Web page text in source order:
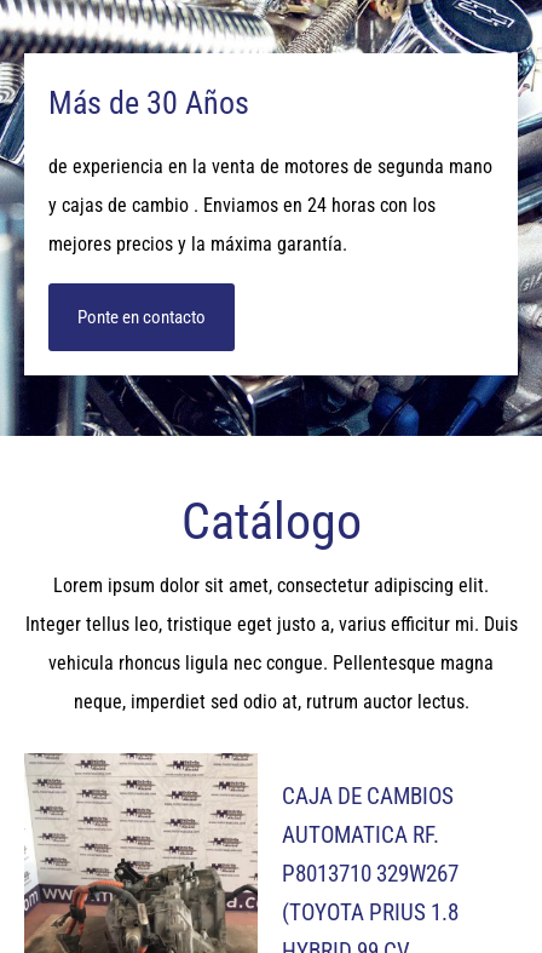
Más de 30 Años
de experiencia en la venta de motores de segunda mano
y cajas de cambio . Enviamos en 24 horas con los
mejores precios y la máxima garantía.
Ponte en contacto
Catálogo
Lorem ipsum dolor sit amet, consectetur adipiscing elit.
Integer tellus leo, tristique eget justo a, varius efficitur mi. Duis
vehicula rhoncus ligula nec congue. Pellentesque magna
neque, imperdiet sed odio at, rutrum auctor lectus.
CAJA DE CAMBIOS
AUTOMATICA RF.
P8013710 329W267
(TOYOTA PRIUS 1.8